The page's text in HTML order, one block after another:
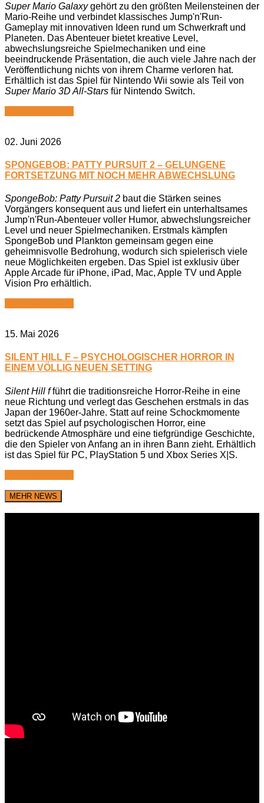
Super Mario Galaxygehört zu den größten Meilensteinen der
Mario-Reihe und verbindet klassisches Jump'n'Run-
Gameplay mit innovativen Ideen rund um Schwerkraft und
Planeten. Das Abenteuer bietet kreative Level,
abwechslungsreiche Spielmechaniken und eine
beeindruckende Präsentation, die auch viele Jahre nach der
Veröffentlichung nichts von ihrem Charme verloren hat.
Erhältlich ist das Spiel für Nintendo Wii sowie als Teil von
Super Mario 3D All-Stars für Nintendo Switch.
02. Juni 2026
SPONGEBOB: PATTY PURSUIT 2 – GELUNGENE
FORTSETZUNG MIT NOCH MEHR ABWECHSLUNG
SpongeBob: Patty Pursuit 2 baut die Stärken seines
Vorgängers konsequent aus und liefert ein unterhaltsames
Jump'n'Run-Abenteuer voller Humor, abwechslungsreicher
Level und neuer Spielmechaniken. Erstmals kämpfen
SpongeBob und Plankton gemeinsam gegen eine
geheimnisvolle Bedrohung, wodurch sich spielerisch viele
neue Möglichkeiten ergeben. Das Spiel ist exklusiv über
Apple Arcade für iPhone, iPad, Mac, Apple TV und Apple
Vision Pro erhältlich.
15. Mai 2026
SILENT HILL F – PSYCHOLOGISCHER HORROR IN
EINEM VÖLLIG NEUEN SETTING
Silent Hill fführt die traditionsreiche Horror-Reihe in eine
neue Richtung und verlegt das Geschehen erstmals in das
Japan der 1960er-Jahre. Statt auf reine Schockmomente
setzt das Spiel auf psychologischen Horror, eine
bedrückende Atmosphäre und eine tiefgründige Geschichte,
die den Spieler von Anfang an in ihren Bann zieht. Erhältlich
ist das Spiel für PC, PlayStation 5 und Xbox Series X|S.
MEHR NEWS